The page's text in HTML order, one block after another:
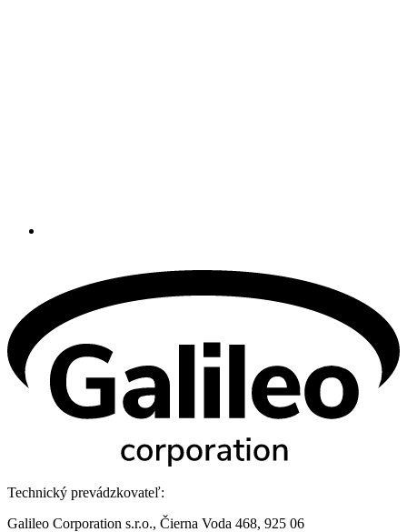
Technický prevádzkovateľ:
Galileo Corporation s.r.o., Čierna Voda 468, 925 06